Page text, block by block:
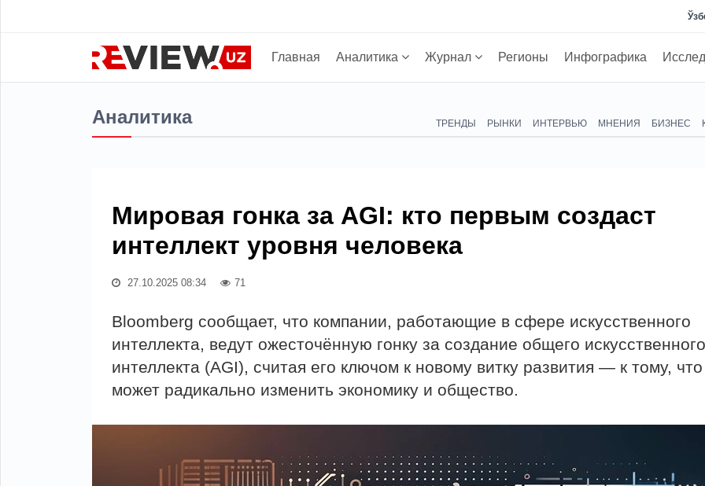
Главная Аналитика Журнал Регионы Инфографика
Аналитика ТРЕНДЫ РЫНКИ ИНТЕРВЬЮ МНЕНИЯ БИЗНЕС
Мировая гонка за AGI: кто первым создаст
интеллект уровня человека
27.10.2025 08:34 71
Bloomberg сообщает, что компании, работающие в сфере искусственного
интеллекта, ведут ожесточённую гонку за создание общего искусственного
интеллекта (AGI), считая его ключом к новому витку развития — к тому, что
может радикально изменить экономику и общество.